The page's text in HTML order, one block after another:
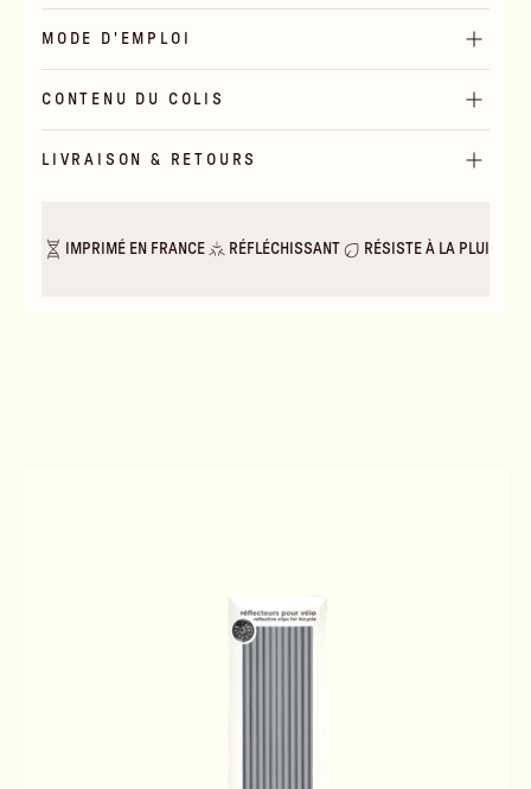
MODE D'EMPLOI
CONTENU DU COLIS
LIVRAISON & RETOURS
IMPRIMÉ EN FRANCE RÉFLÉCHISSANT RÉSISTE À LA PLUIE &